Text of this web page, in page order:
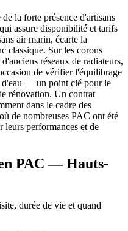
la forte présence d'artisans
assure disponibilité et tarifs
air marin, écarte la
classique. Sur les corons
réseaux de radiateurs,
de vérifier l'équilibrage
d'eau — un point clé pour le
rénovation. Un contrat
dans le cadre des
de nombreuses PAC ont été
leurs performances et de
PAC — Hauts-
durée de vie et quand